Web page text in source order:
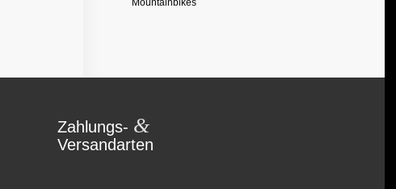
Mountainbikes
Zahlungs- &
Versandarten